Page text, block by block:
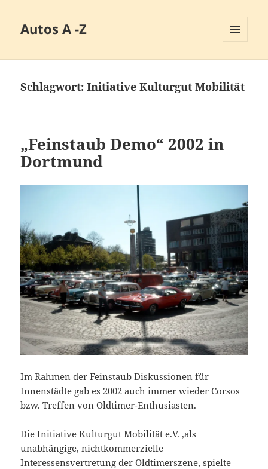
Autos A -Z
Schlagwort:Initiative Kulturgut Mobilität
„Feinstaub Demo“ 2002 in
Dortmund
Im Rahmen der Feinstaub Diskussionen für
Innenstädte gab es 2002 auch immer wieder Corsos
bzw. Treffen von Oldtimer-Enthusiasten.
DieInitiative Kulturgut Mobilität e.V. ,als
unabhängige, nichtkommerzielle
Interessensvertretung der Oldtimerszene, spielte